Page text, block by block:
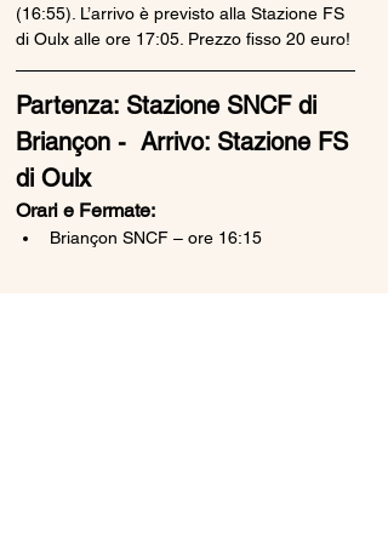
(16:55). L’arrivo è previsto alla Stazione FS
di Oulx alle ore 17:05. Prezzo fisso 20 euro!
Partenza: Stazione SNCF di
Briançon -  Arrivo: Stazione FS
di Oulx
Orari e Fermate:
Briançon SNCF – ore 16:15